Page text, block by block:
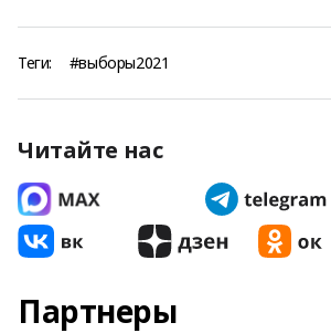
Теги: #выборы2021
Читайте нас
Партнеры